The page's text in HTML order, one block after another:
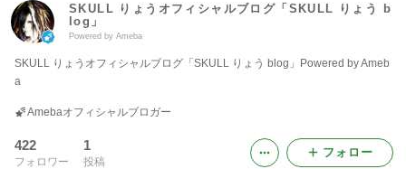
SKULL りょうオフィシャルブログ「SKULL りょう b
log」
Powered by Ameba
SKULL りょうオフィシャルブログ「SKULL りょう blog」Powered by Ameb
a
Amebaオフィシャルブロガー
422
フォロワー
1
投稿
フォロー